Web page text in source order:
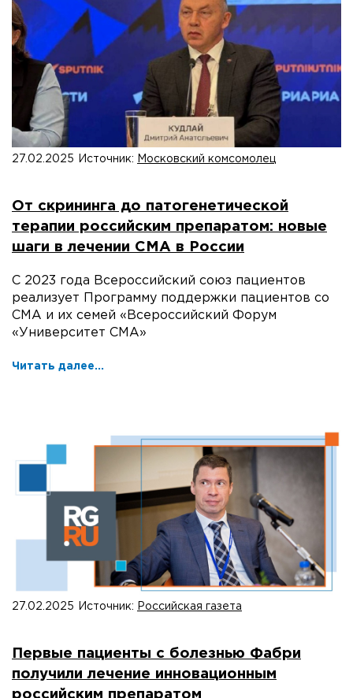
27.02.2025 Источник: Московский комсомолец
От скрининга до патогенетической
терапии российским препаратом: новые
шаги в лечении СМА в России
С 2023 года Всероссийский союз пациентов
реализует Программу поддержки пациентов со
СМА и их семей «Всероссийский Форум
«Университет СМА»
Читать далее...
27.02.2025 Источник: Российская газета
Первые пациенты с болезнью Фабри
получили лечение инновационным
российским препаратом